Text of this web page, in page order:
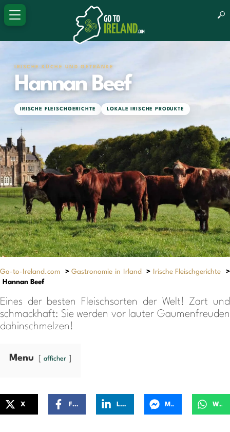
IRISCHE KÜCHE UND GETRÄNKE
Hannan Beef
IRISCHE FLEISCHGERICHTE LOKALE IRISCHE PRODUKTE
Go-to-Ireland.com >Gastronomie in Irland > Irische Fleischgerichte
>
Hannan Beef
Eines der besten Fleischsorten der Welt! Zart und
schmackhaft: Sie werden vor lauter Gaumenfreuden
dahinschmelzen!
Menu afficher
X Facebook LinkedIn Messenger WhatsApp